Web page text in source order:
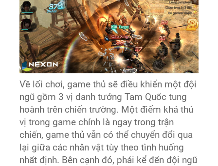
Về lối chơi, game thủ sẽ điều khiển một đội
ngũ gồm 3 vị danh tướng Tam Quốc tung
hoành trên chiến trường. Một điểm khá thú
vị trong game chính là ngay trong trận
chiến, game thủ vẫn có thể chuyển đổi qua
lại giữa các nhân vật tùy theo tình huống
nhất định. Bên cạnh đó, phải kể đến đội ngũ